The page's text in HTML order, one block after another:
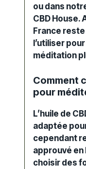
ou dans
CBD House.
France reste
l’utiliser
méditation
Comment
pour
L’huile de
adaptée
cependant
approuvé en
choisir des